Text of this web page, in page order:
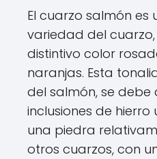
El cuarzo salmón es
variedad del
distintivo color
naranjas. Esta
del salmón, se
inclusiones de hierro
una piedra
otros cuarzos, con